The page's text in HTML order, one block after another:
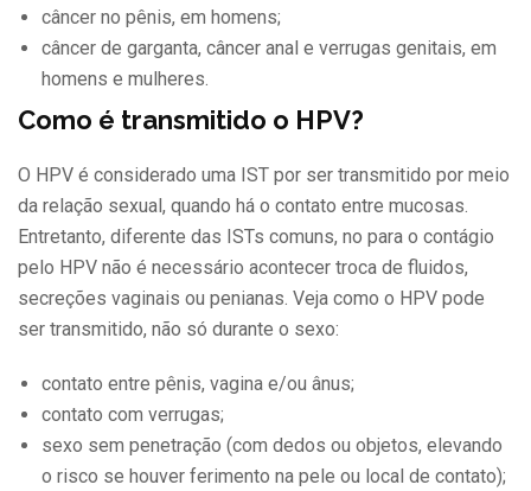
câncer no pênis, em homens;
câncer de garganta, câncer anal e verrugas genitais, em
homens e mulheres.
Como é transmitido o HPV?
O HPV é considerado uma IST por ser transmitido por meio
da relação sexual, quando há o contato entre mucosas.
Entretanto, diferente das ISTs comuns, no para o contágio
pelo HPV não é necessário acontecer troca de fluidos,
secreções vaginais ou penianas. Veja como o HPV pode
ser transmitido, não só durante o sexo:
contato entre pênis, vagina e/ou ânus;
contato com verrugas;
sexo sem penetração (com dedos ou objetos, elevando
o risco se houver ferimento na pele ou local de contato);